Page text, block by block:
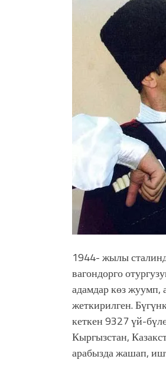
10
1944- жылы
вагондорго
адамдар көз жуумп,
жеткирилген.
кеткен 9327 үй-
Кыргызстан,
арабызда жашап,